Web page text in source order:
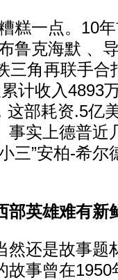
一点。10年
鲁克海默 、
三角再联手合
计收入4893
这部耗资.5亿
事实上德普近
三”安柏-希尔
部英雄难有新
还是故事题
故事曾在